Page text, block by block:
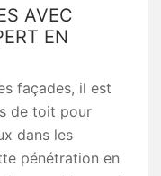
AVEC
EN
façades, il est
de toit pour
dans les
pénétration en